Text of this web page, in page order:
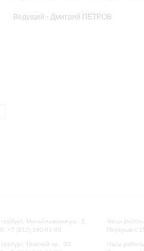
Ведущий - Дмитрий ПЕТРОВ
Михайловская ул., 2
+7 (812) 240-01-80
Невский пр., 30
Часы
Перерыв с
Часы